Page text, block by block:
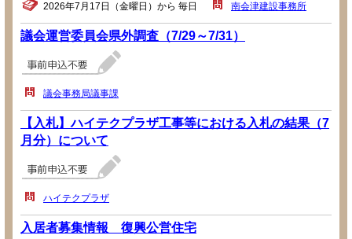
2026年7月17日（金曜日）から 毎日 南会津建設事務所
議会運営委員会県外調査（7/29～7/31）
議会事務局議事課
【入札】ハイテクプラザ工事等における入札の結果（7
月分）について
ハイテクプラザ
入居者募集情報 復興公営住宅